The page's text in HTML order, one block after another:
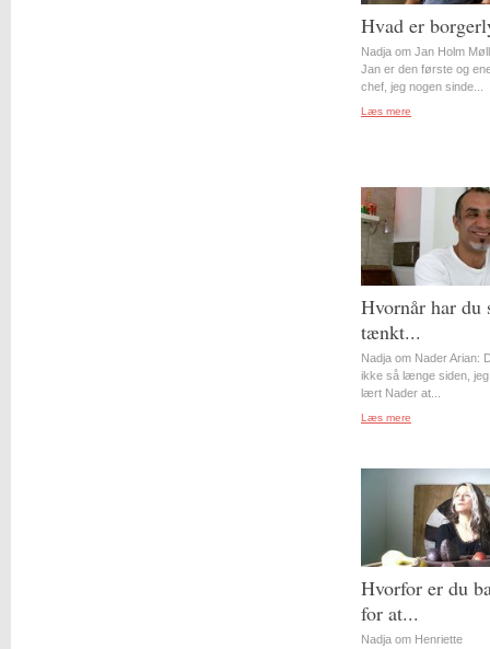
Hvad er
Nadja om Jan Holm
Jan er den første og
chef, jeg nogen sinde...
Læs mere
Hvornår har du
tænkt...
Nadja om Nader Arian:
ikke så længe siden,
lært Nader at...
Læs mere
Hvorfor er du
for at...
Nadja om Henriette